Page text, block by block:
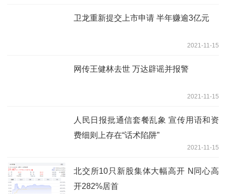
卫龙重新提交上市申请 半年赚逾3亿元
2021-11-15
网传王健林去世 万达辟谣并报警
2021-11-15
人民日报批通信套餐乱象 宣传用语和资
费细则上存在“话术陷阱”
2021-11-15
北交所10只新股集体大幅高开 N同心高
开282%居首